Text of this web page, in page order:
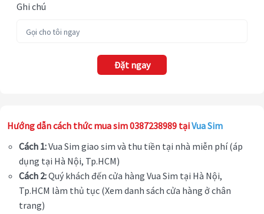
Ghi chú
Đặt ngay
Hướng dẫn cách thức mua sim 0387238989 tạiVua Sim
Cách 1:Vua Sim giao sim và thu tiền tại nhà miễn phí (áp
dụng tại Hà Nội, Tp.HCM)
Cách 2:Quý khách đến cửa hàng Vua Sim tại Hà Nội,
Tp.HCM làm thủ tục (Xem danh sách cửa hàng ở chân
trang)